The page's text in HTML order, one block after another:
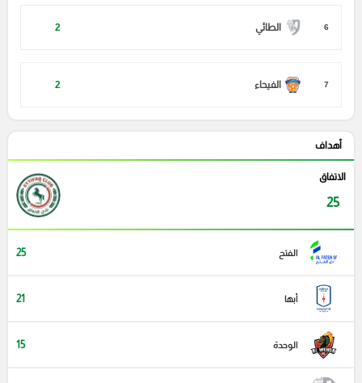
6 الطائي 2
7 الفيحاء 2
أهداف
الاتفاق
25
الفتح 25
أبها 21
الوحدة 15